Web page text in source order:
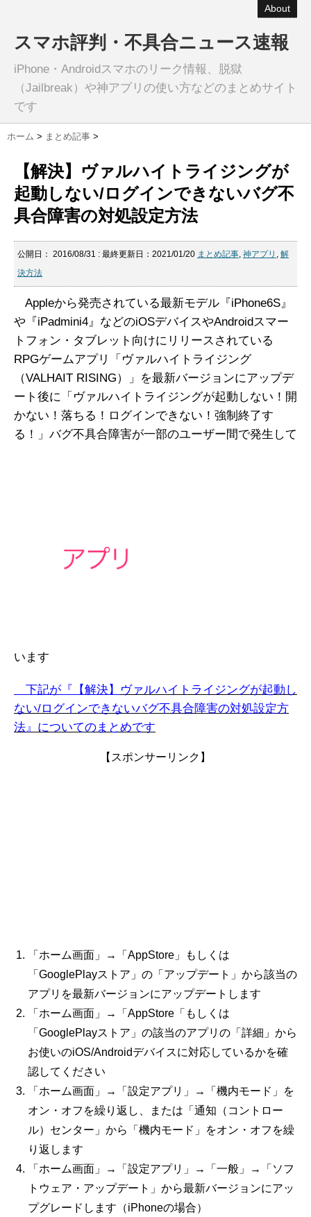
About
スマホ評判・不具合ニュース速報
iPhone・Androidスマホのリーク情報、脱獄
（Jailbreak）や神アプリの使い方などのまとめサイト
です
ホーム > まとめ記事 >
【解決】ヴァルハイトライジングが
起動しない/ログインできないバグ不
具合障害の対処設定方法
公開日： 2016/08/31 : 最終更新日：2021/01/20 まとめ記事, 神アプリ , 解
決方法
Appleから発売されている最新モデル『iPhone6S』
や『iPadmini4』などのiOSデバイスやAndroidスマー
トフォン・タブレット向けにリリースされている
RPGゲームアプリ「ヴァルハイトライジング
（VALHAIT RISING）」を最新バージョンにアップデ
ート後に「ヴァルハイトライジングが起動しない！開
かない！落ちる！ログインできない！強制終了す
る！」バグ不具合障害が一部のユーザー間で発生して
います
下記が『【解決】 ヴァルハイトライジングが起動し
ない/ログインできないバグ不具合障害の対処設定方
法』についてのまとめです
【スポンサーリンク】
「ホーム画面」→「 AppStore 」もしくは
「 GooglePlayストア」の「アップデート」から該当の
アプリを最新バージョンにアップデートします
「ホーム画面」→「 AppStore 「もしくは
「 GooglePlayストア」の該当のアプリの「詳細」から
お使いのiOS/Androidデバイスに対応しているかを確
認してください
「ホーム画面」→「設定アプリ」→「機内モード」を
オン・オフを繰り返し、または「通知（コントロー
ル）センター」から「機内モード」をオン・オフを繰
り返します
「ホーム画面」→「設定アプリ」→「一般」→「ソフ
トウェア・アップデート」から最新バージョンにアッ
プグレードします（iPhoneの場合）